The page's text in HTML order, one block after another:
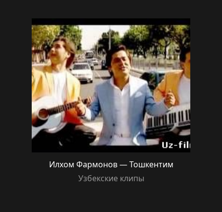
Илхом Фармонов — Тошкентим
Узбекские клипы